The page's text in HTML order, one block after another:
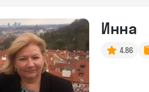
Инна
4.86